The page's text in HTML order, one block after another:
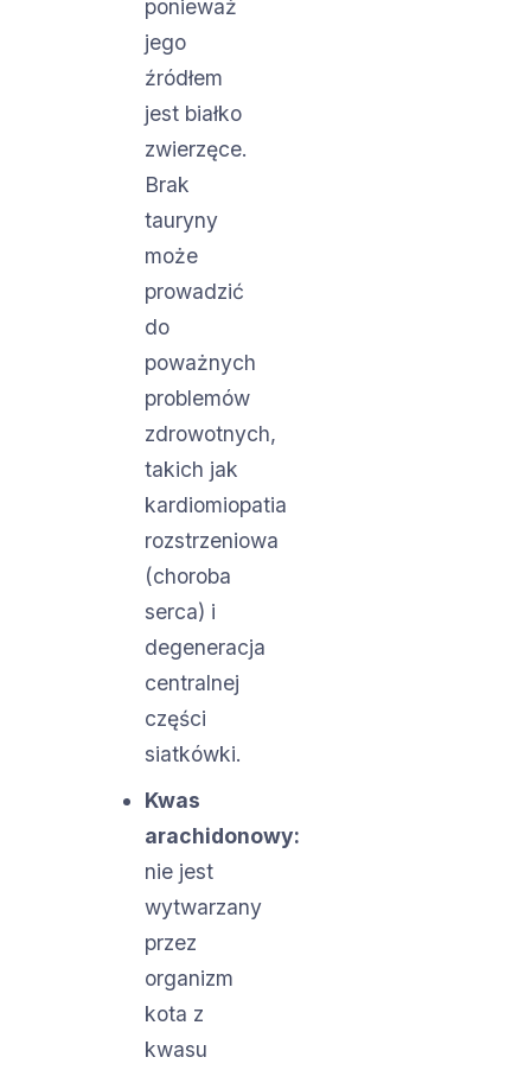
ponieważ
jego
źródłem
jest białko
zwierzęce.
Brak
tauryny
może
prowadzić
do
poważnych
problemów
zdrowotnych,
takich jak
kardiomiopatia
rozstrzeniowa
(choroba
serca) i
degeneracja
centralnej
części
siatkówki.
Kwas
arachidonowy:
nie jest
wytwarzany
przez
organizm
kota z
kwasu